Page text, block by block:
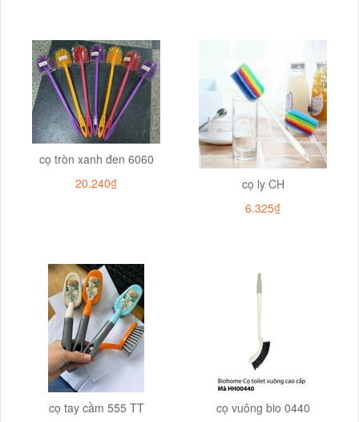
cọ tròn xanh đen 6060
20.240₫
cọ ly CH
6.325₫
cọ tay cầm 555 TT
cọ vuông bio 0440